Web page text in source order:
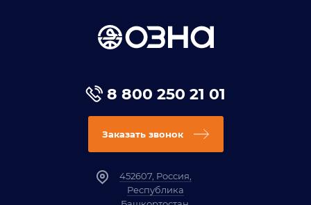
8 800 250 21 01
Заказать звонок
452607, Россия,
Республика